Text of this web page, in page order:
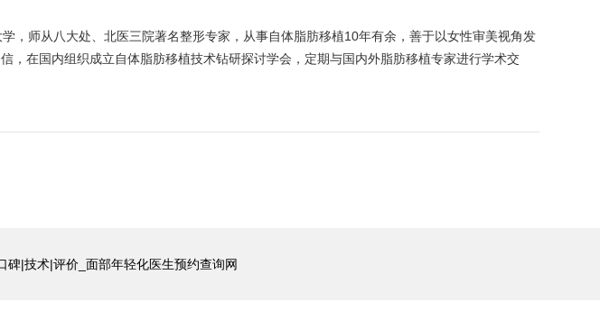
，师从八大处、北医三院著名整形专家，从事自体脂肪移植10年有余，善于以女性审美视角发
在国内组织成立自体脂肪移植技术钻研探讨学会，定期与国内外脂肪移植专家进行学术交
|技术|评价_面部年轻化医生预约查询网